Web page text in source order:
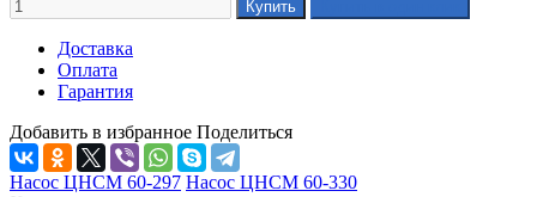
Доставка
Оплата
Гарантия
Добавить в избранное Поделиться
Насос ЦНСМ 60-297 Насос ЦНСМ 60-330